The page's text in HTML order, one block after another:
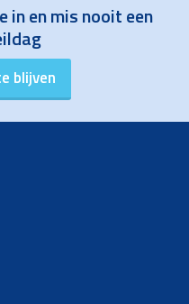
in en mis nooit een